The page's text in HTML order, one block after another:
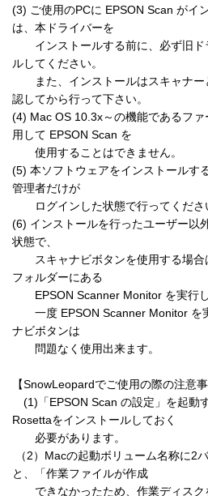
(3) ご使用のPCに EPSON Scan がイ
は、本ドライバーを
インストールする前に、必ず旧ド
ルしてください。
また、インストールはスキャナー
認してから行って下さい。
(4) Mac OS 10.3x～の機能であるフ
用して EPSON Scan を
使用することはできません。
(5) 本ソフトウェアをインストールす
管理者だけが
ログインした状態で行ってくださ
(6) インストールを行ったユーザー以
状態で、
スキャナビボタンを使用する場合
フォルダーにある
EPSON Scanner Monitor を実行し
一度 EPSON Scanner Monitor を
ナビボタンは
問題なく使用出来ます。
【SnowLeopardでご使用の際の注意事
(1)「EPSON Scan の設定」を起動
Rosettaをインストールしておく
と、「作業ファイルが作成